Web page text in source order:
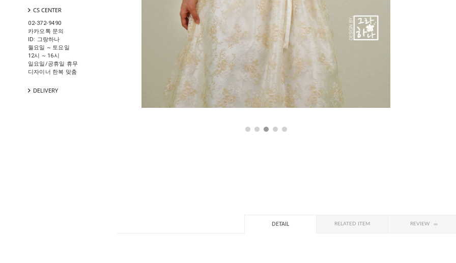
CS CENTER
02-372-9490
카카오톡 문의
ID: 그랑하나
월요일 ~ 토요일
12시 ~ 16시
일요일/공휴일 휴무
디자이너 한복 맞춤
DELIVERY
DETAIL RELATED ITEM REVIEW